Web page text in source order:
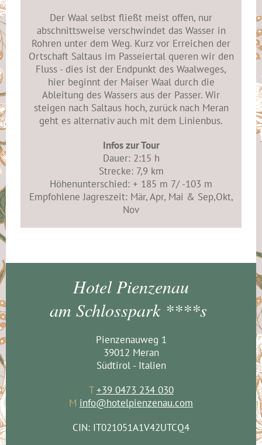
Der Waal selbst fließt meist offen, nur
abschnittsweise verschwindet das Wasser in
Rohren unter dem Weg. Kurz vor Erreichen der
Ortschaft Saltaus im Passeiertal queren wir den
Fluss - dies ist der Endpunkt des Waalweges,
hier beginnt der Maiser Waal durch die
Ableitung des Wassers aus der Passer. Wir
steigen nach Saltaus hoch, zurück nach Meran
geht es alternativ auch mit dem Linienbus.
Infos zur Tour
Dauer: 2:15 h
Strecke: 7,9 km
Höhenunterschied: + 185 m 7/ -103 m
Empfohlene Jagreszeit: Mär, Apr, Mai & Sep,Okt,
Nov
Hotel Pienzenau
am Schlosspark ****s
Pienzenauweg 1
39012 Meran
Südtirol - Italien
T+39 0473 234 030
M info@hotelpienzenau.com
CIN: IT021051A1V42UTCQ4